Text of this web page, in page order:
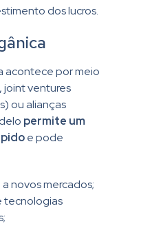
dos lucros.
acontece por meio
joint ventures
ou alianças
permite um
e pode
novos mercados;
tecnologias